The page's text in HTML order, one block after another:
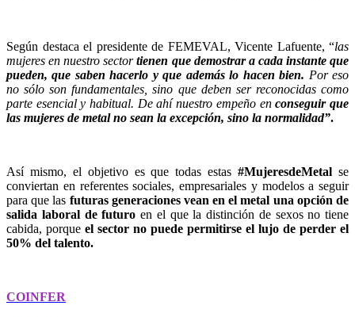
Según destaca el presidente de FEMEVAL, Vicente Lafuente, “las
mujeres en nuestro sectortienen que demostrar a cada instante que
pueden, que saben hacerlo y que además lo hacen bien. Por eso
no sólo son fundamentales, sino que deben ser reconocidas como
parte esencial y habitual. De ahí nuestro empeño enconseguir que
las mujeres de metal no sean la excepción, sino la normalidad”.
Así mismo, el objetivo es que todas estas#MujeresdeMetal se
conviertan en referentes sociales, empresariales y modelos a seguir
para que las futuras generaciones vean en el metal una opción de
salida laboral de futuro en el que la distinción de sexos no tiene
cabida, porque el sector no puede permitirse el lujo de perder el
50% del talento.
COINFER